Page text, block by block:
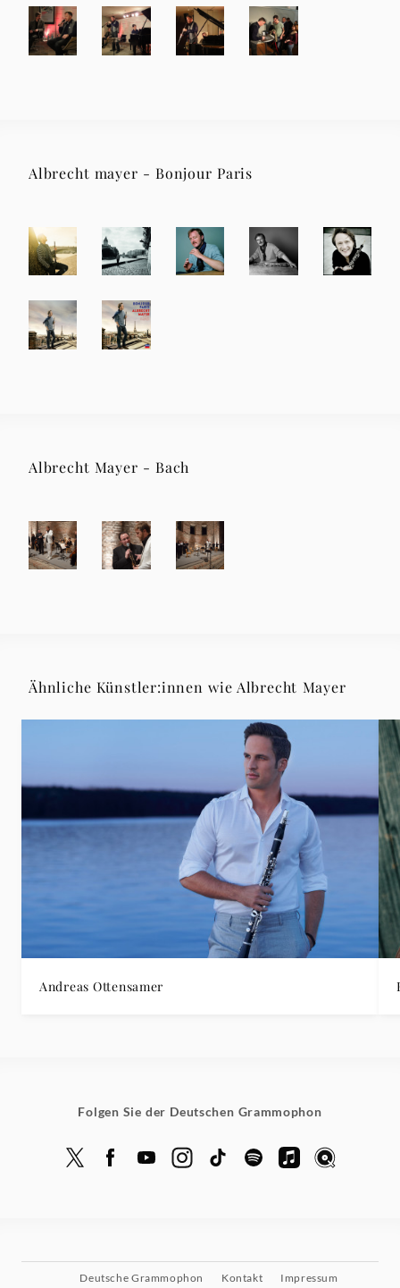
Albrecht mayer - Bonjour Paris
Albrecht Mayer - Bach
Ähnliche Künstler:innen wie Albrecht Mayer
Andreas Ottensamer
Folgen Sie der Deutschen Grammophon
Deutsche Grammophon Kontakt Impressum